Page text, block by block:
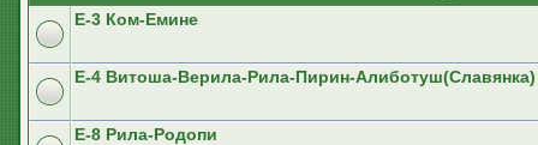
E-3 Ком-Емине
Е-4 Витоша-Верила-Рила-Пирин-Алиботуш(Славянка)
E-8 Рила-Родопи